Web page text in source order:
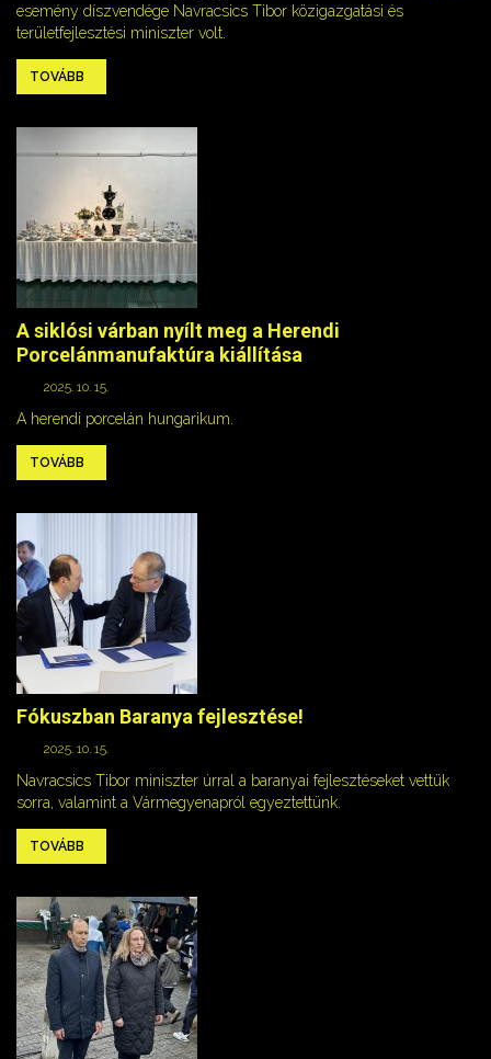
esemény díszvendége Navracsics Tibor közigazgatási és
területfejlesztési miniszter volt.
TOVÁBB
A siklósi várban nyílt meg a Herendi
Porcelánmanufaktúra kiállítása
2025. 10. 15.
A herendi porcelán hungarikum.
TOVÁBB
Fókuszban Baranya fejlesztése!
2025. 10. 15.
Navracsics Tibor miniszter úrral a baranyai fejlesztéseket vettük
sorra, valamint a Vármegyenapról egyeztettünk.
TOVÁBB